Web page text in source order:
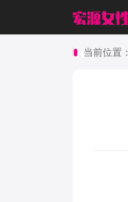
当前位置：